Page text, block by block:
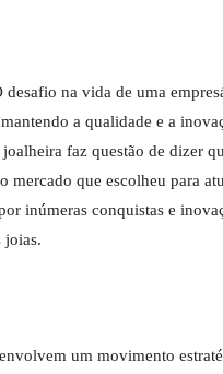
desafio na vida de uma
a qualidade e a
faz questão de dizer
que escolheu para
inúmeras conquistas e
joias.
um movimento